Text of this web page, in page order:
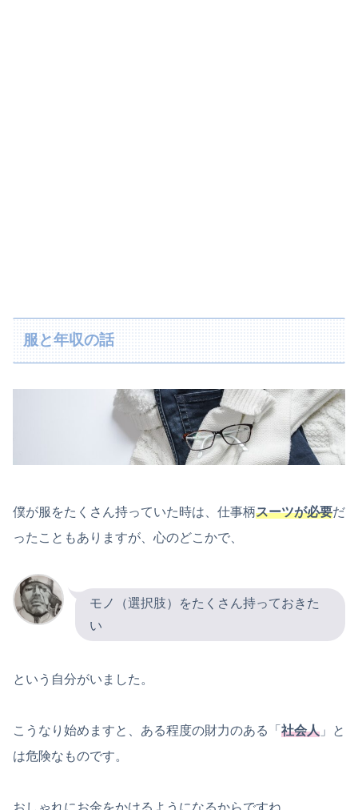
服と年収の話
僕が服をたくさん持っていた時は、仕事柄スーツが必要だ
ったこともありますが、心のどこかで、
モノ（選択肢）をたくさん持っておきた
い
という自分がいました。
こうなり始めますと、ある程度の財力のある「 社会人 」と
は危険なものです。
おしゃれにお金をかけるようになるからですね。